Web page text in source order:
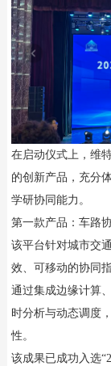
在启动仪式上，维
的创新产品，充分
学研协同能力。
第一款产品：车路
该平台针对城市交
效、可移动的协同
通过集成边缘计算
时分析与动态调度
性。
该成果已成功入选